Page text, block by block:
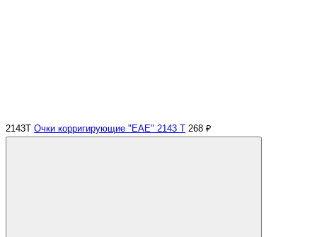
2143Т Очки корригирующие "EAE" 2143 Т 268 ₽